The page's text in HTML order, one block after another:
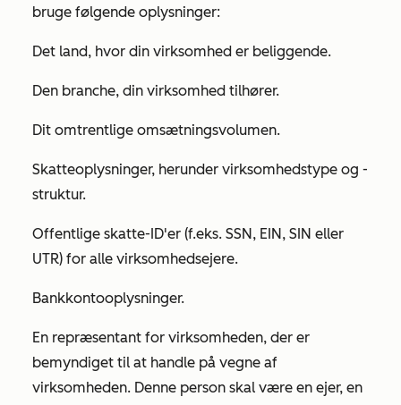
bruge følgende oplysninger:
Det land, hvor din virksomhed er beliggende.
Den branche, din virksomhed tilhører.
Dit omtrentlige omsætningsvolumen.
Skatteoplysninger, herunder virksomhedstype og -
struktur.
Offentlige skatte-ID'er (f.eks. SSN, EIN, SIN eller
UTR) for alle virksomhedsejere.
Bankkontooplysninger.
En repræsentant for virksomheden, der er
bemyndiget til at handle på vegne af
virksomheden. Denne person skal være en ejer, en